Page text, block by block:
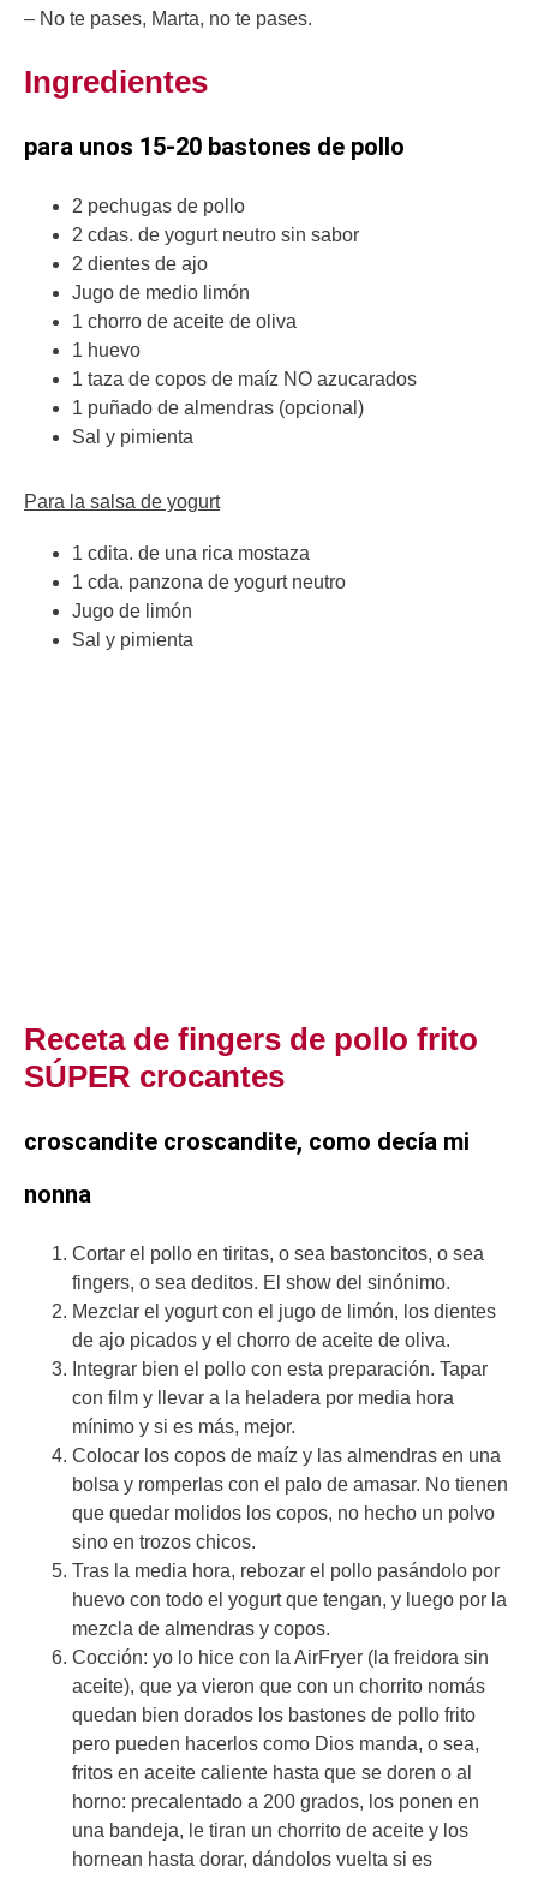
– No te pases, Marta, no te pases.
Ingredientes
para unos 15-20 bastones de pollo
2 pechugas de pollo
2 cdas. de yogurt neutro sin sabor
2 dientes de ajo
Jugo de medio limón
1 chorro de aceite de oliva
1 huevo
1 taza de copos de maíz NO azucarados
1 puñado de almendras (opcional)
Sal y pimienta
Para la salsa de yogurt
1 cdita. de una rica mostaza
1 cda. panzona de yogurt neutro
Jugo de limón
Sal y pimienta
Receta de fingers de pollo frito
SÚPER crocantes
croscandite croscandite, como decía mi
nonna
Cortar el pollo en tiritas, o sea bastoncitos, o sea
fingers, o sea deditos. El show del sinónimo.
Mezclar el yogurt con el jugo de limón, los dientes
de ajo picados y el chorro de aceite de oliva.
Integrar bien el pollo con esta preparación. Tapar
con film y llevar a la heladera por media hora
mínimo y si es más, mejor.
Colocar los copos de maíz y las almendras en una
bolsa y romperlas con el palo de amasar. No tienen
que quedar molidos los copos, no hecho un polvo
sino en trozos chicos.
Tras la media hora, rebozar el pollo pasándolo por
huevo con todo el yogurt que tengan, y luego por la
mezcla de almendras y copos.
Cocción: yo lo hice con la AirFryer (la freidora sin
aceite), que ya vieron que con un chorrito nomás
quedan bien dorados los bastones de pollo frito
pero pueden hacerlos como Dios manda, o sea,
fritos en aceite caliente hasta que se doren o al
horno: precalentado a 200 grados, los ponen en
una bandeja, le tiran un chorrito de aceite y los
hornean hasta dorar, dándolos vuelta si es